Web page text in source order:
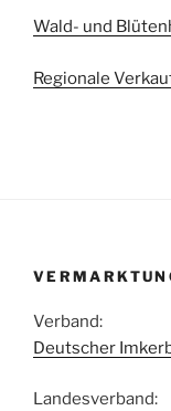
Wald- und
Regionale
Verband:
Deutscher
Landesverband: